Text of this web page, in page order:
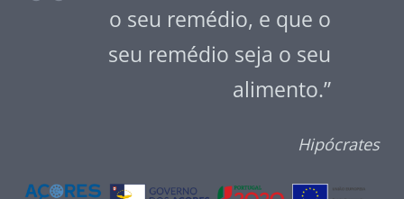
o seu remédio, e que o
seu remédio seja o seu
alimento.”
Hipócrates